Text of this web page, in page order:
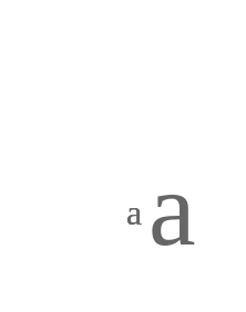
a
–